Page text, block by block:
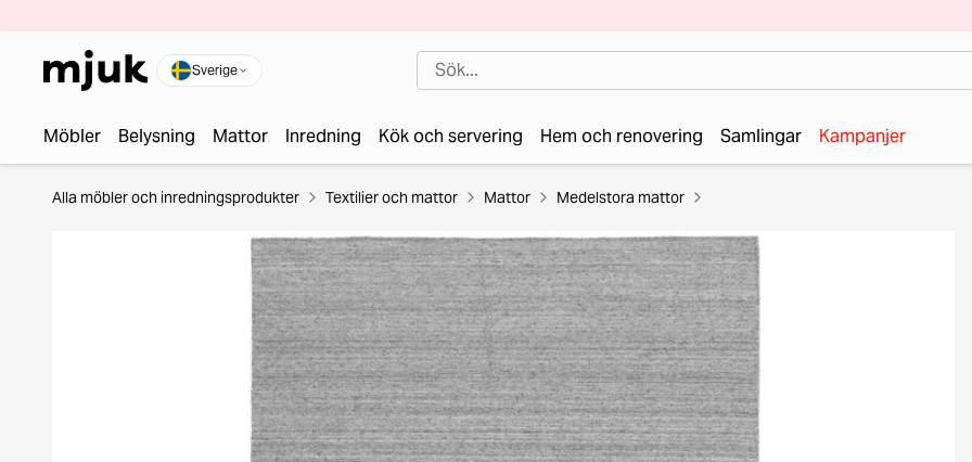
Sverige
Möbler Belysning Mattor Inredning Kök och servering Hem och renovering Samlingar Kampanjer
Alla möbler och inredningsprodukter Textilier och mattor Mattor Medelstora mattor